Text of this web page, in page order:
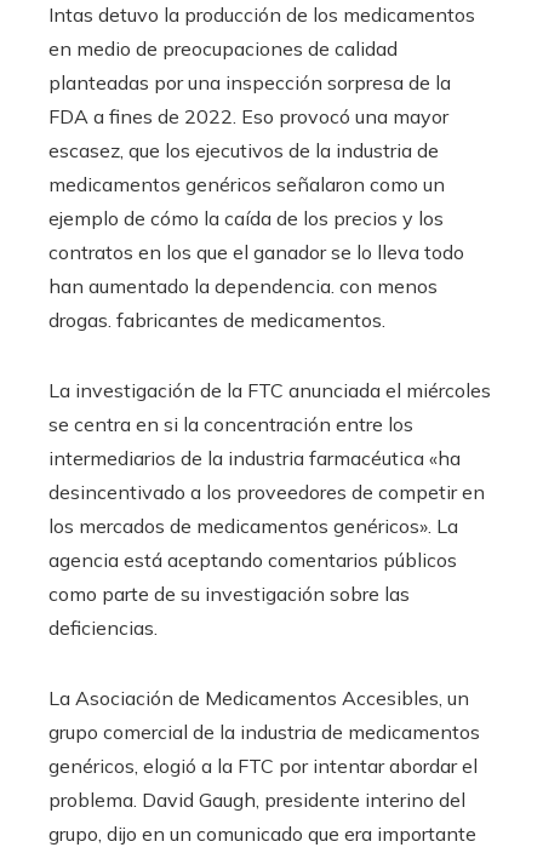
Intas detuvo la producción de los medicamentos
en medio de preocupaciones de calidad
planteadas por una inspección sorpresa de la
FDA a fines de 2022. Eso provocó una mayor
escasez, que los ejecutivos de la industria de
medicamentos genéricos señalaron como un
ejemplo de cómo la caída de los precios y los
contratos en los que el ganador se lo lleva todo
han aumentado la dependencia. con menos
drogas. fabricantes de medicamentos.
La investigación de la FTC anunciada el miércoles
se centra en si la concentración entre los
intermediarios de la industria farmacéutica «ha
desincentivado a los proveedores de competir en
los mercados de medicamentos genéricos». La
agencia está aceptando comentarios públicos
como parte de su investigación sobre las
deficiencias.
La Asociación de Medicamentos Accesibles, un
grupo comercial de la industria de medicamentos
genéricos, elogió a la FTC por intentar abordar el
problema. David Gaugh, presidente interino del
grupo, dijo en un comunicado que era importante